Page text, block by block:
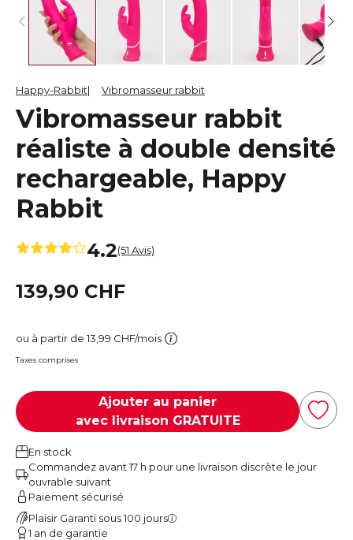
Happy-Rabbit Vibromasseur rabbit
Vibromasseur rabbit
réaliste à double densité
rechargeable, Happy
Rabbit
4.2(51 Avis)
139,90 CHF
ou à partir de 13,99 CHF/mois
Taxes comprises
Ajouter au panier
avec livraison GRATUITE
En stock
Commandez avant 17 h pour une livraison discrète le jour
ouvrable suivant
Paiement sécurisé
Plaisir Garanti sous 100 jours
1 an de garantie